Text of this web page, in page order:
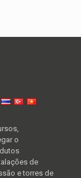
o
de
e torres de